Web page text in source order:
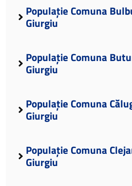
Populație Comuna
Giurgiu
Populație Comuna
Giurgiu
Populație Comuna
Giurgiu
Populație Comuna
Giurgiu